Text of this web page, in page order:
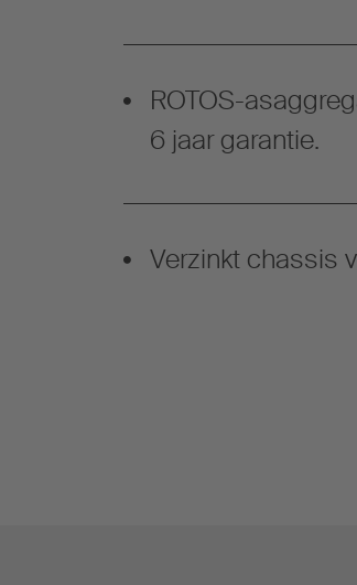
ROTOS-
6 jaar garantie.
Verzinkt chassis